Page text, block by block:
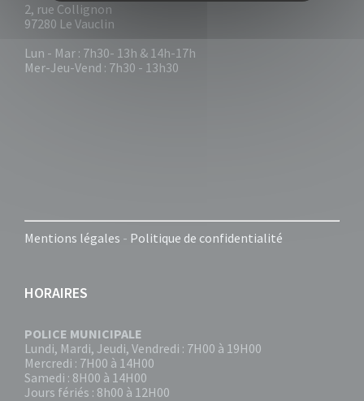
2, rue Collignon
97280 Le Vauclin
Lun - Mar : 7h30- 13h & 14h-17h
Mer-Jeu-Vend : 7h30 - 13h30
Mentions légales - Politique de confidentialité
HORAIRES
POLICE MUNICIPALE
Lundi, Mardi, Jeudi, Vendredi : 7H00 à 19H00
Mercredi : 7H00 à 14H00
Samedi : 8H00 à 14H00
Jours fériés : 8h00 à 12H00